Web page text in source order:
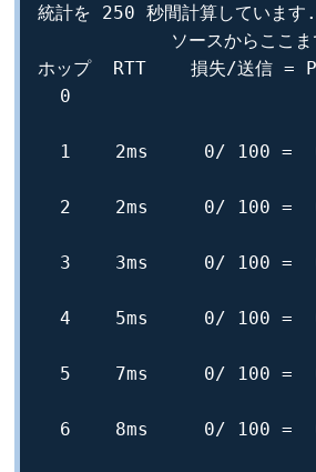
統計を 250 秒間計算していま
ソースからここま
ホップ  RTT    損失/送信 =
0
1    2ms     0/ 100 =
2    2ms     0/ 100 =
3    3ms     0/ 100 =
4    5ms     0/ 100 =
5    7ms     0/ 100 =
6    8ms     0/ 100 =